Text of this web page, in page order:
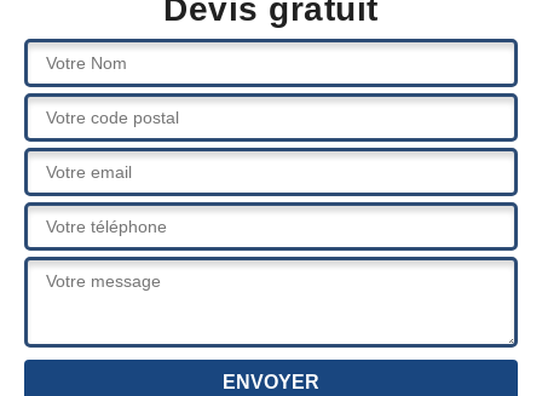
Devis gratuit